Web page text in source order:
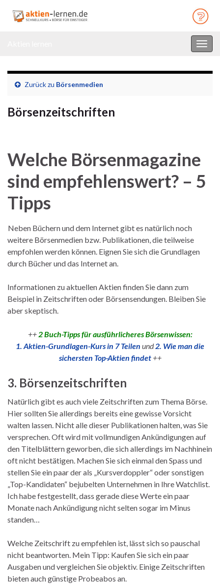
Zurück zu Börsenmedien
Börsenzeitschriften
Welche Börsenmagazine
sind empfehlenswert? – 5
Tipps
Neben Büchern und dem Internet gibt es natürlich noch
weitere Börsenmedien bzw. Publikationen, die teilweise
empfohlen werden können. Eignen Sie sich die Grundlagen
durch Bücher und das Internet an.
Informationen zu aktuellen Aktien finden Sie dann zum
Beispiel in Zeitschriften oder Börsensendungen. Bleiben Sie
aber skeptisch.
++2 Buch-Tipps für ausführlicheres Börsenwissen:
1. Aktien-Grundlagen-Kurs in 7 Teilen und2. Wie man die
sichersten Top-Aktien findet++
3. Börsenzeitschriften
Natürlich gibt es auch viele Zeitschriften zum Thema Börse.
Hier sollten Sie allerdings bereits eine gewisse Vorsicht
walten lassen. Nicht alle dieser Publikationen halten, was Sie
versprechen. Oft wird mit vollmundigen Ankündigungen auf
den Titelblättern geworben, die sich allerdings im Nachhinein
oft nicht bestätigen. Machen Sie sich einmal den Spass und
stellen Sie ein paar der als „Kursverdoppler“ oder sonstigen
„Top-Kandidaten“ bejubelten Unternehmen in Ihre Watchlist.
Ich habe festgestellt, dass gerade diese Werte ein paar
Monate nach Ankündigung nicht selten sogar im Minus
standen…
Welche Zeitschrift zu empfehlen ist, lässt sich so pauschal
nicht beantworten. Mein Tipp: Kaufen Sie sich ein paar
Ausgaben und vergleichen Sie objektiv. Einige Zeitschriften
bieten auch günstige Probeabos an.